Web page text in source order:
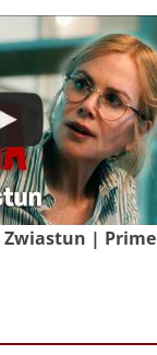
| Prime